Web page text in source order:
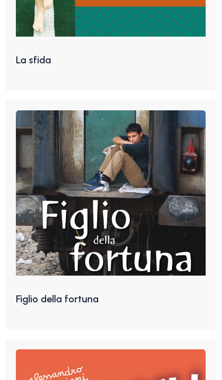
La sfida
Figlio della fortuna